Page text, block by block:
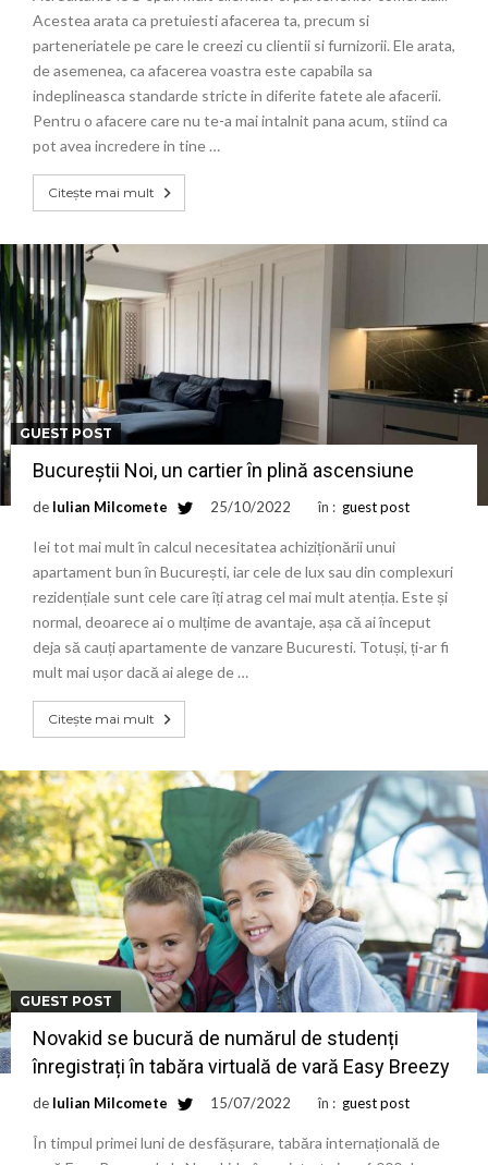
Acestea arata ca pretuiesti afacerea ta, precum si
parteneriatele pe care le creezi cu clientii si furnizorii. Ele arata,
de asemenea, ca afacerea voastra este capabila sa
indeplineasca standarde stricte in diferite fatete ale afacerii.
Pentru o afacere care nu te-a mai intalnit pana acum, stiind ca
pot avea incredere in tine …
Citește mai mult
GUEST POST
Bucureștii Noi, un cartier în plină ascensiune
de Iulian Milcomete 25/10/2022 în : guest post
Iei tot mai mult în calcul necesitatea achiziționării unui
apartament bun în București, iar cele de lux sau din complexuri
rezidențiale sunt cele care îți atrag cel mai mult atenția. Este și
normal, deoarece ai o mulțime de avantaje, așa că ai început
deja să cauți apartamente de vanzare Bucuresti. Totuși, ți-ar fi
mult mai ușor dacă ai alege de …
Citește mai mult
GUEST POST
Novakid se bucură de numărul de studenți
înregistrați în tabăra virtuală de vară Easy Breezy
de Iulian Milcomete 15/07/2022 în : guest post
În timpul primei luni de desfășurare, tabăra internațională de